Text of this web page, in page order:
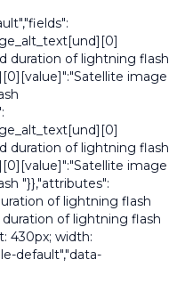
duration of lightning flash
image
duration of lightning flash
image
"}},"attributes":
of lightning flash
of lightning flash
430px; width:
default","data-